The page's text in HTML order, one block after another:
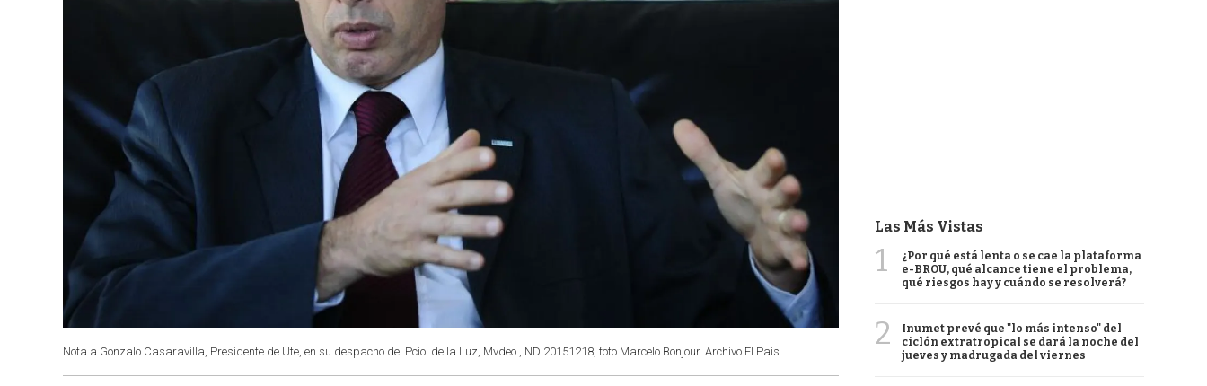
Nota a Gonzalo Casaravilla, Presidente de Ute, en su despacho del Pcio. de la Luz, Mvdeo., ND 20151218, foto Marcelo Bonjour Archivo El Pais
Las Más Vistas
1
¿Por qué está lenta o se cae la plataforma
e-BROU, qué alcance tiene el problema,
qué riesgos hay y cuándo se resolverá?
2
Inumet prevé que "lo más intenso" del
ciclón extratropical se dará la noche del
jueves y madrugada del viernes